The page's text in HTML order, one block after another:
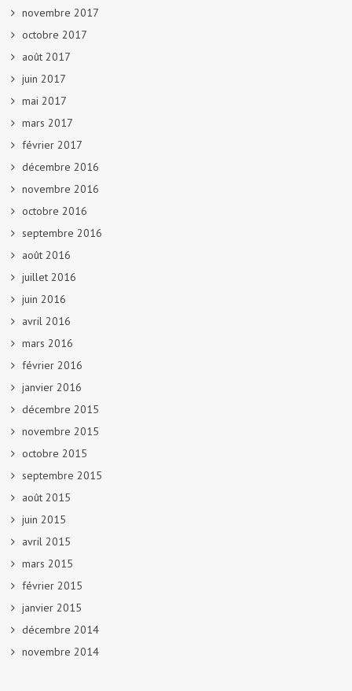
novembre 2017
octobre 2017
août 2017
juin 2017
mai 2017
mars 2017
février 2017
décembre 2016
novembre 2016
octobre 2016
septembre 2016
août 2016
juillet 2016
juin 2016
avril 2016
mars 2016
février 2016
janvier 2016
décembre 2015
novembre 2015
octobre 2015
septembre 2015
août 2015
juin 2015
avril 2015
mars 2015
février 2015
janvier 2015
décembre 2014
novembre 2014